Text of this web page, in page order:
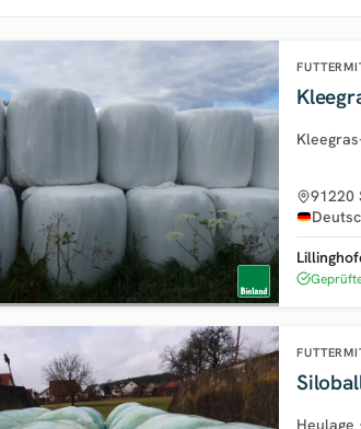
91220
Heulage ·